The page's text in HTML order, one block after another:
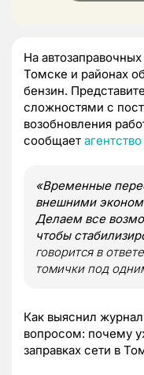
На
Томске и районах
бензин.
сложностями с
возобновления
сообщает агентство
«Временные
внешними
Делаем все
чтобы
говорится в
томички под
Как выяснил
вопросом: почему
заправках сети в